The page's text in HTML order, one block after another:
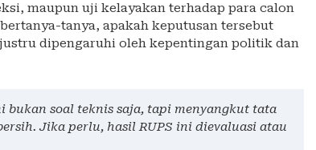
maupun uji kelayakan terhadap para calon
tanya, apakah keputusan tersebut
dipengaruhi oleh kepentingan politik dan
bukan soal teknis saja, tapi menyangkut tata
Jika perlu, hasil RUPS ini dievaluasi atau